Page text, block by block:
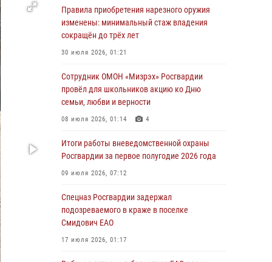
1 августа – День дежурной службы войск
национальной гвардии Российской
Федерации
01 августа 2026, 10:21
В Росгвардии вспоминают российских
воинов, погибших в Первой мировой войне
1914-1918 годов
01 августа 2026, 10:19
Внесены изменения в правила проведения
контрольного отстрела гражданского оружия
31 июля 2026, 01:48
Правила приобретения нарезного оружия
изменены: минимальный стаж владения
сокращён до трёх лет
30 июля 2026, 01:21
Правила приобретения нарезного оружия
изменены: минимальный стаж владения
сокращён до трёх лет
30 июля 2026, 01:21
Сотрудник ОМОН «Мизрэх» Росгвардии
провёл для школьников акцию ко Дню
семьи, любви и верности
08 июля 2026, 01:14 4
Итоги работы вневедомственной охраны
Росгвардии за первое полугодие 2026 года
09 июля 2026, 07:12
Спецназ Росгвардии задержал
подозреваемого в краже в поселке
Смидович ЕАО
17 июля 2026, 01:17